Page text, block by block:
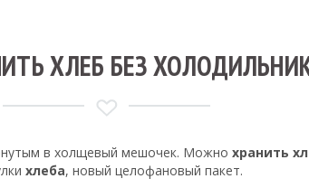
ХЛЕБ БЕЗ
в холщевый мешочек. Можно хранить
хлеба, новый целофановый пакет.